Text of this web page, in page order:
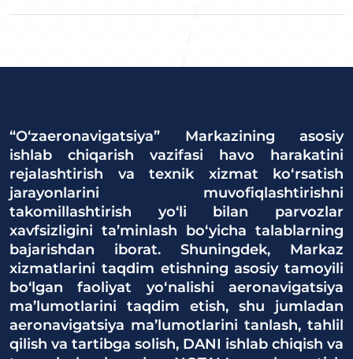
“O‘zaeronavigatsiya” Markazining asosiy
ishlab chiqarish vazifasi havo harakatini
rejalashtirish va texnik xizmat ko‘rsatish
jarayonlarini muvofiqlashtirishni
takomillashtirish yo‘li bilan parvozlar
xavfsizligini ta’minlash bo‘yicha talablarning
bajarishdan iborat. Shuningdek, Markaz
xizmatlarini taqdim etishning asosiy tamoyili
bo‘lgan faoliyat yo‘nalishi aeronavigatsiya
ma’lumotlarini taqdim etish, shu jumladan
aeronavigatsiya ma’lumotlarini tanlash, tahlil
qilish va tartibga solish, DANI ishlab chiqish va